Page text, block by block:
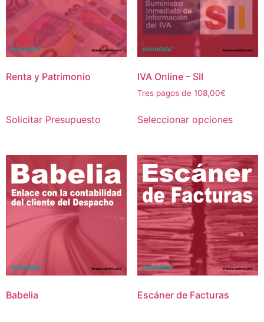
Renta y Patrimonio
Solicitar Presupuesto
IVA Online – SII
Tres pagos de 108,00€
Seleccionar opciones
Babelia Escáner de Facturas